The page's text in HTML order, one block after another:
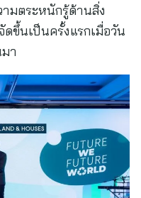
มตระหนักรู้ด้านสิ่ง
ขึ้นเป็นครั้งแรกเมื่อวัน
า